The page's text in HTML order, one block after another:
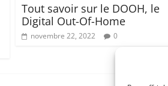
Tout savoir sur le DOOH, le
Digital Out-Of-Home
novembre 22, 2022 0